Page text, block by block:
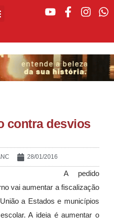
contra desvios
28/01/2016
A pedido
vai aumentar a fiscalização
a Estados e municípios
A ideia é aumentar o